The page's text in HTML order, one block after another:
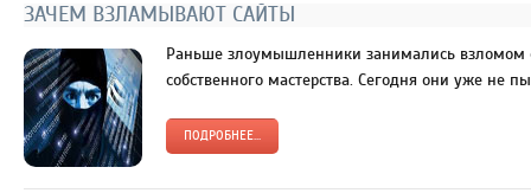
ЗАЧЕМ ВЗЛАМЫВАЮТ САЙТЫ
Раньше злоумышленники занимались взломом
собственного мастерства. Сегодня они уже не
ПОДРОБНЕЕ...